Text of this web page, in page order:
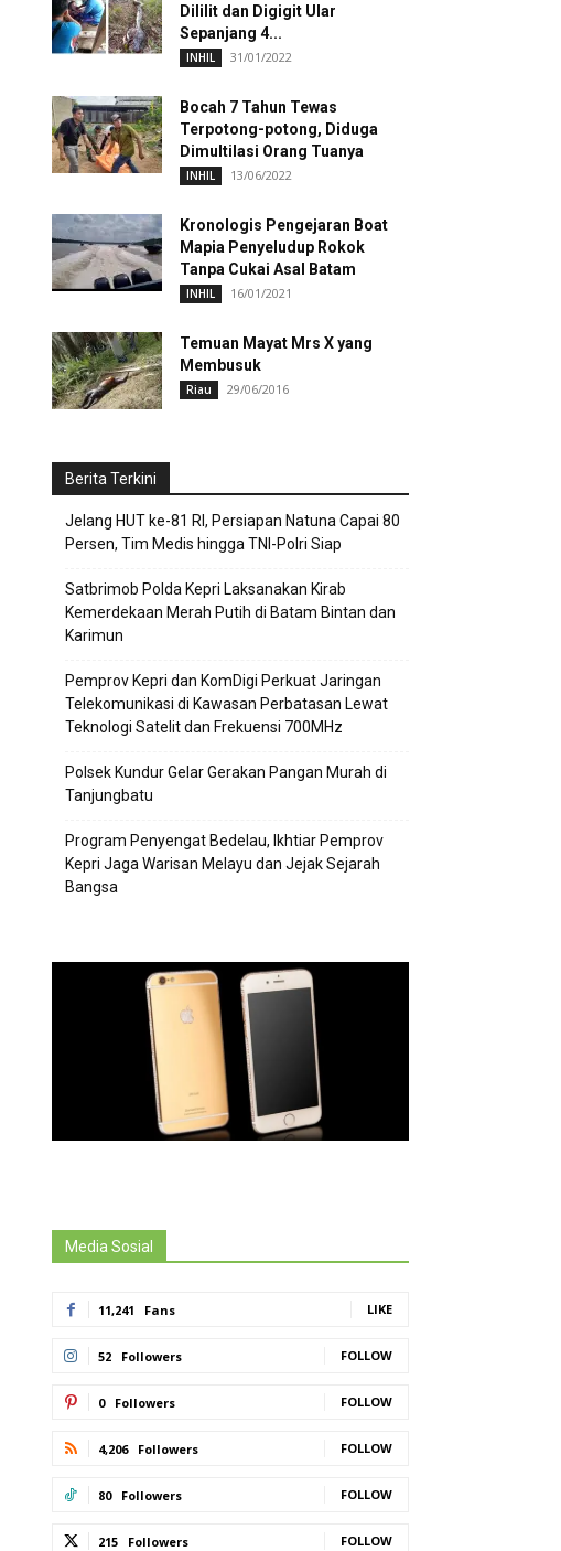
Dililit dan Digigit Ular
Sepanjang 4...
INHIL 31/01/2022
Bocah 7 Tahun Tewas
Terpotong-potong, Diduga
Dimultilasi Orang Tuanya
INHIL 13/06/2022
Kronologis Pengejaran Boat
Mapia Penyeludup Rokok
Tanpa Cukai Asal Batam
INHIL 16/01/2021
Temuan Mayat Mrs X yang
Membusuk
Riau 29/06/2016
Berita Terkini
Jelang HUT ke-81 RI, Persiapan Natuna Capai 80
Persen, Tim Medis hingga TNI-Polri Siap
Satbrimob Polda Kepri Laksanakan Kirab
Kemerdekaan Merah Putih di Batam Bintan dan
Karimun
Pemprov Kepri dan KomDigi Perkuat Jaringan
Telekomunikasi di Kawasan Perbatasan Lewat
Teknologi Satelit dan Frekuensi 700MHz
Polsek Kundur Gelar Gerakan Pangan Murah di
Tanjungbatu
Program Penyengat Bedelau, Ikhtiar Pemprov
Kepri Jaga Warisan Melayu dan Jejak Sejarah
Bangsa
Media Sosial
11,241 Fans LIKE
52 Followers FOLLOW
0 Followers FOLLOW
4,206 Followers FOLLOW
80 Followers FOLLOW
215 Followers FOLLOW